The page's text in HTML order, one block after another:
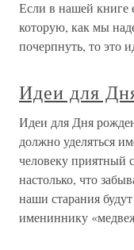
Если в нашей книге
которую, как мы
почерпнуть, то это
Идеи для
Идеи для Дня
должно уделяться
человеку приятный
настолько, что
наши старания
имениннику